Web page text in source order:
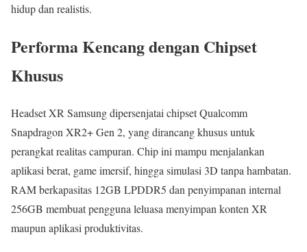
hidup dan realistis.
Performa Kencang dengan Chipset
Khusus
Headset XR Samsung dipersenjatai chipset Qualcomm
Snapdragon XR2+ Gen 2, yang dirancang khusus untuk
perangkat realitas campuran. Chip ini mampu menjalankan
aplikasi berat, game imersif, hingga simulasi 3D tanpa hambatan.
RAM berkapasitas 12GB LPDDR5 dan penyimpanan internal
256GB membuat pengguna leluasa menyimpan konten XR
maupun aplikasi produktivitas.